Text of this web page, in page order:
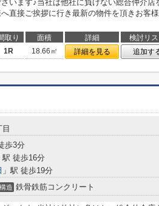
います♪当社は他社に負けない総合仲介店
直接ご挨拶に行き最新の物件を頂きお客
取り 面積 詳細
検討リス
1R 18.66㎡ 詳細を見る 追加す
目
歩3分
駅 徒歩16分
」駅 徒歩19分
構造 鉄骨鉄筋コンクリート